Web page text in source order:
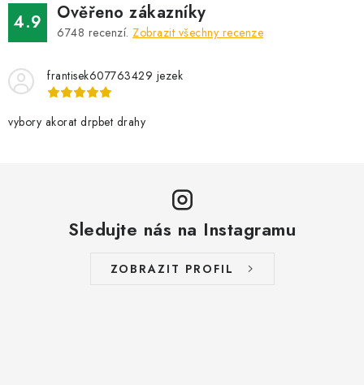
a
c
p
v
4.9 Ověřeno zákazníky
6748 recenzí. Zobrazit všechny recenze
frantisek607763429 jezek
vybory akorat drpbet drahy
Sledujte nás na Instagramu
ZOBRAZIT PROFIL